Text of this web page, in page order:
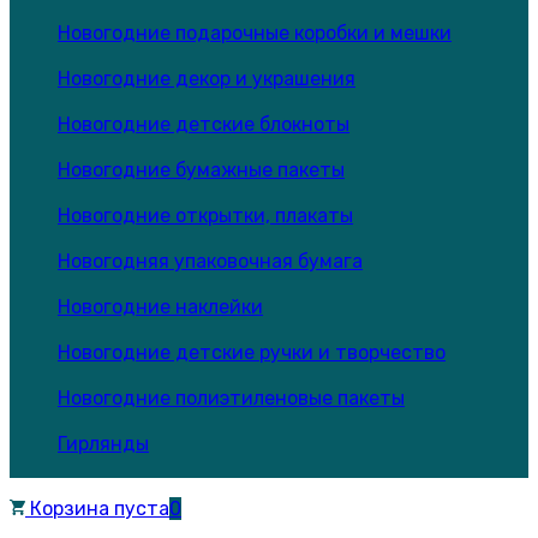
Новогодние подарочные коробки и мешки
Новогодние декор и украшения
Новогодние детские блокноты
Новогодние бумажные пакеты
Новогодние открытки, плакаты
Новогодняя упаковочная бумага
Новогодние наклейки
Новогодние детские ручки и творчество
Новогодние полиэтиленовые пакеты
Гирлянды
Корзина пуста0